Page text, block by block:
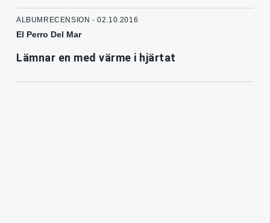
ALBUMRECENSION - 02.10.2016
El Perro Del Mar
Lämnar en med värme i hjärtat